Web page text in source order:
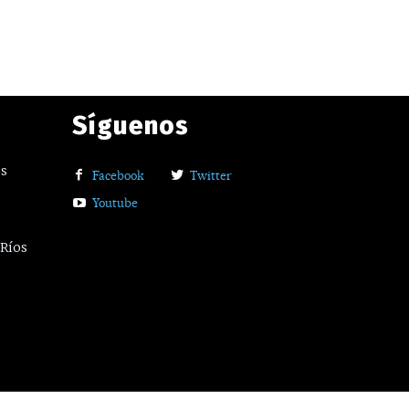
Síguenos
Facebook
Twitter
Youtube